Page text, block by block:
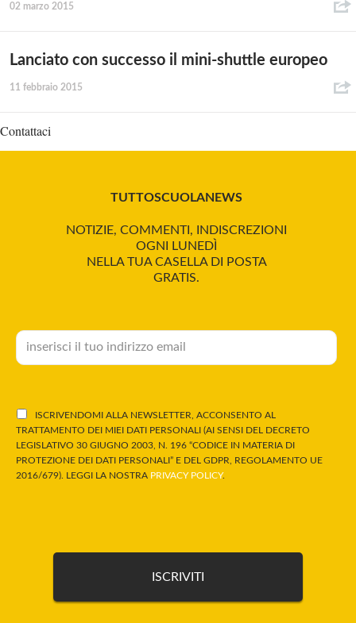
02 marzo 2015
Lanciato con successo il mini-shuttle europeo
11 febbraio 2015
Contattaci
TUTTOSCUOLANEWS
NOTIZIE, COMMENTI, INDISCREZIONI
OGNI LUNEDÌ
NELLA TUA CASELLA DI POSTA
GRATIS.
ISCRIVENDOMI ALLA NEWSLETTER, ACCONSENTO AL
TRATTAMENTO DEI MIEI DATI PERSONALI (AI SENSI DEL DECRETO
LEGISLATIVO 30 GIUGNO 2003, N. 196 “CODICE IN MATERIA DI
PROTEZIONE DEI DATI PERSONALI” E DEL GDPR, REGOLAMENTO UE
2016/679). LEGGI LA NOSTRA PRIVACY POLICY.